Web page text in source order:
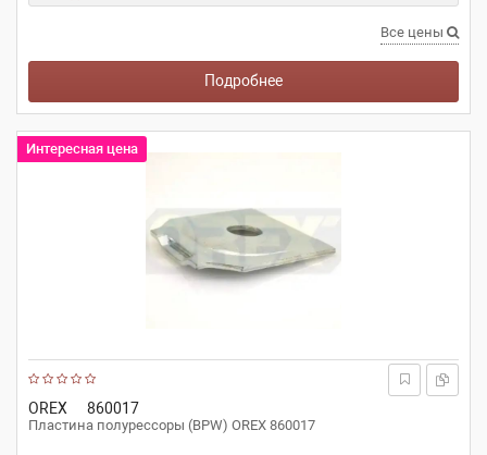
Все цены
Подробнее
OREX 860017
Пластина полурессоры (BPW) OREX 860017
Интересная цена